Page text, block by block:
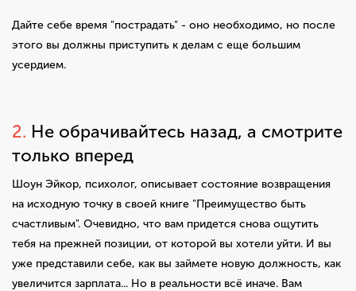
Дайте себе время "пострадать" - оно необходимо, но после
этого вы должны приступить к делам с еще большим
усердием.
2. Не обрачивайтесь назад, а смотрите
только вперед
Шоун Эйкор, психолог, описывает состояние возвращения
на исходную точку в своей книге "Преимущество быть
счастливым". Очевидно, что вам придется снова ощутить
тебя на прежней позиции, от которой вы хотели уйти. И вы
уже представили себе, как вы займете новую должность, как
увеличится зарплата... Но в реальности всё иначе. Вам